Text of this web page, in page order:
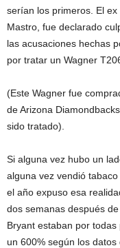
serían los primeros. El
Mastro, fue declarado
las acusaciones hechas
por tratar un Wagner
(Este Wagner fue
de Arizona
sido tratado).
Si alguna vez hubo un
alguna vez vendió
el año expuso esa
dos semanas después
Bryant estaban por
un 600% según los datos